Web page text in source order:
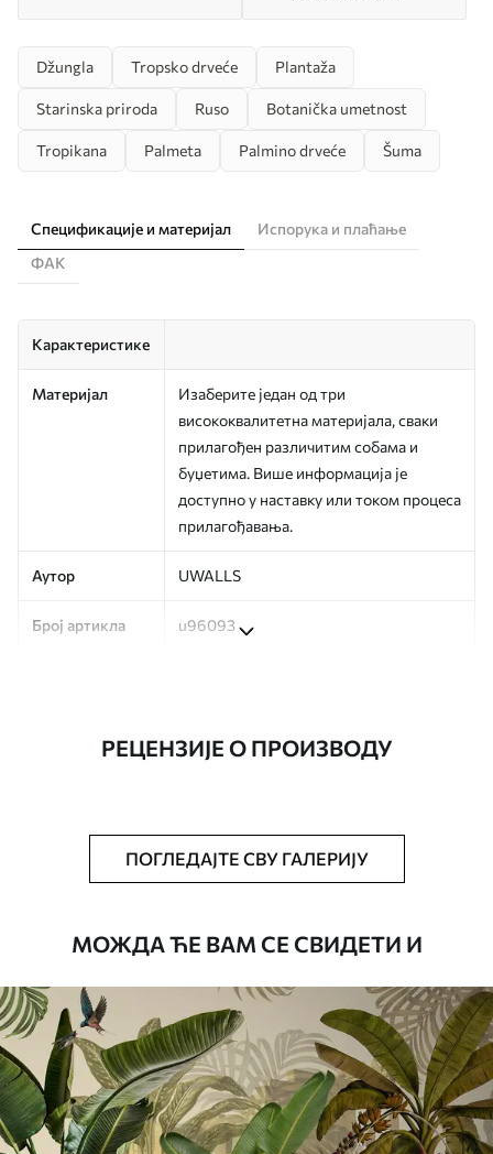
Džungla Tropsko drveće Plantaža
Starinska priroda Ruso Botanička umetnost
Tropikana Palmeta Palmino drveće Šuma
Спецификације и материјал
Испорука и плаћање
ФАК
Карактеристике
Материјал
Изаберите један од три
висококвалитетна материјала, сваки
прилагођен различитим собама и
буџетима. Више информација је
доступно у наставку или током процеса
прилагођавања.
Аутор UWALLS
Број артикла u96093
Тапета се може нежно очистити меким
сунђером. Позадине са завршном
водом.
Доступни материјали
Standard
45.0027.00€/m²
РЕЦЕНЗИЈЕ О ПРОИЗВОДУ
ПОГЛЕДАЈТЕ СВУ ГАЛЕРИЈУ
МОЖДА ЋЕ ВАМ СЕ СВИДЕТИ И